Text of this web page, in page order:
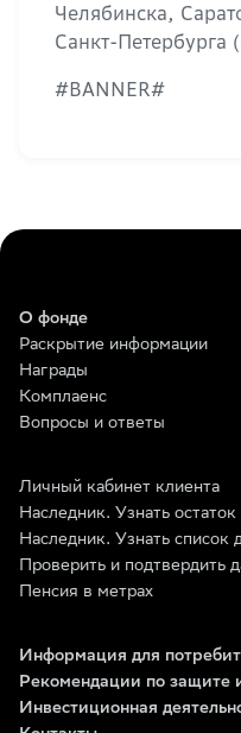
Челябинска,
Санкт-Петербурга
#BANNER#
О фонде
Раскрытие информации
Награды
Комплаенс
Вопросы и ответы
Личный кабинет клиента
Наследник. Узнать
Наследник. Узнать список
Проверить и подтвердить
Пенсия в метрах
Информация для
Рекомендации по защите
Инвестиционная